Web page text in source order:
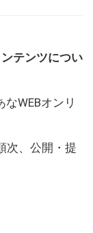
テンツについ
WEBオンリ
次、公開・提